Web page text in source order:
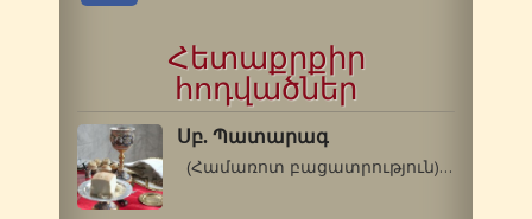
Հետաքրքիր
հոդվածներ
Սբ. Պատարագ
(Համառոտ բացատրություն) «Պատարագ»…